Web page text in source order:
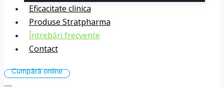
Eficacitate clinica
Produse Stratpharma
Întrebări frecvente
Contact